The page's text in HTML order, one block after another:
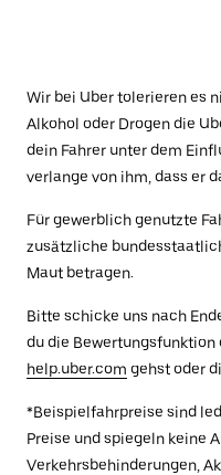
Wir bei Uber tolerieren es
Alkohol oder Drogen die
dein Fahrer unter dem
verlange von ihm, dass er
Für gewerblich genutzte
zusätzliche
Maut betragen.
Bitte schicke uns nach
du die Bewertungsfunktion
help.uber.com gehst oder
*Beispielfahrpreise sind
Preise und spiegeln keine
Verkehrsbehinderungen,